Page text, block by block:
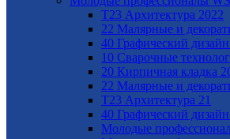
T23 Архитектура 2022
22 Малярные и
40 Графический
10 Сварочные
20 Кирпичная кладка
22 Малярные и
Т23 Архитектура 21
40 Графический дизайн
Молодые